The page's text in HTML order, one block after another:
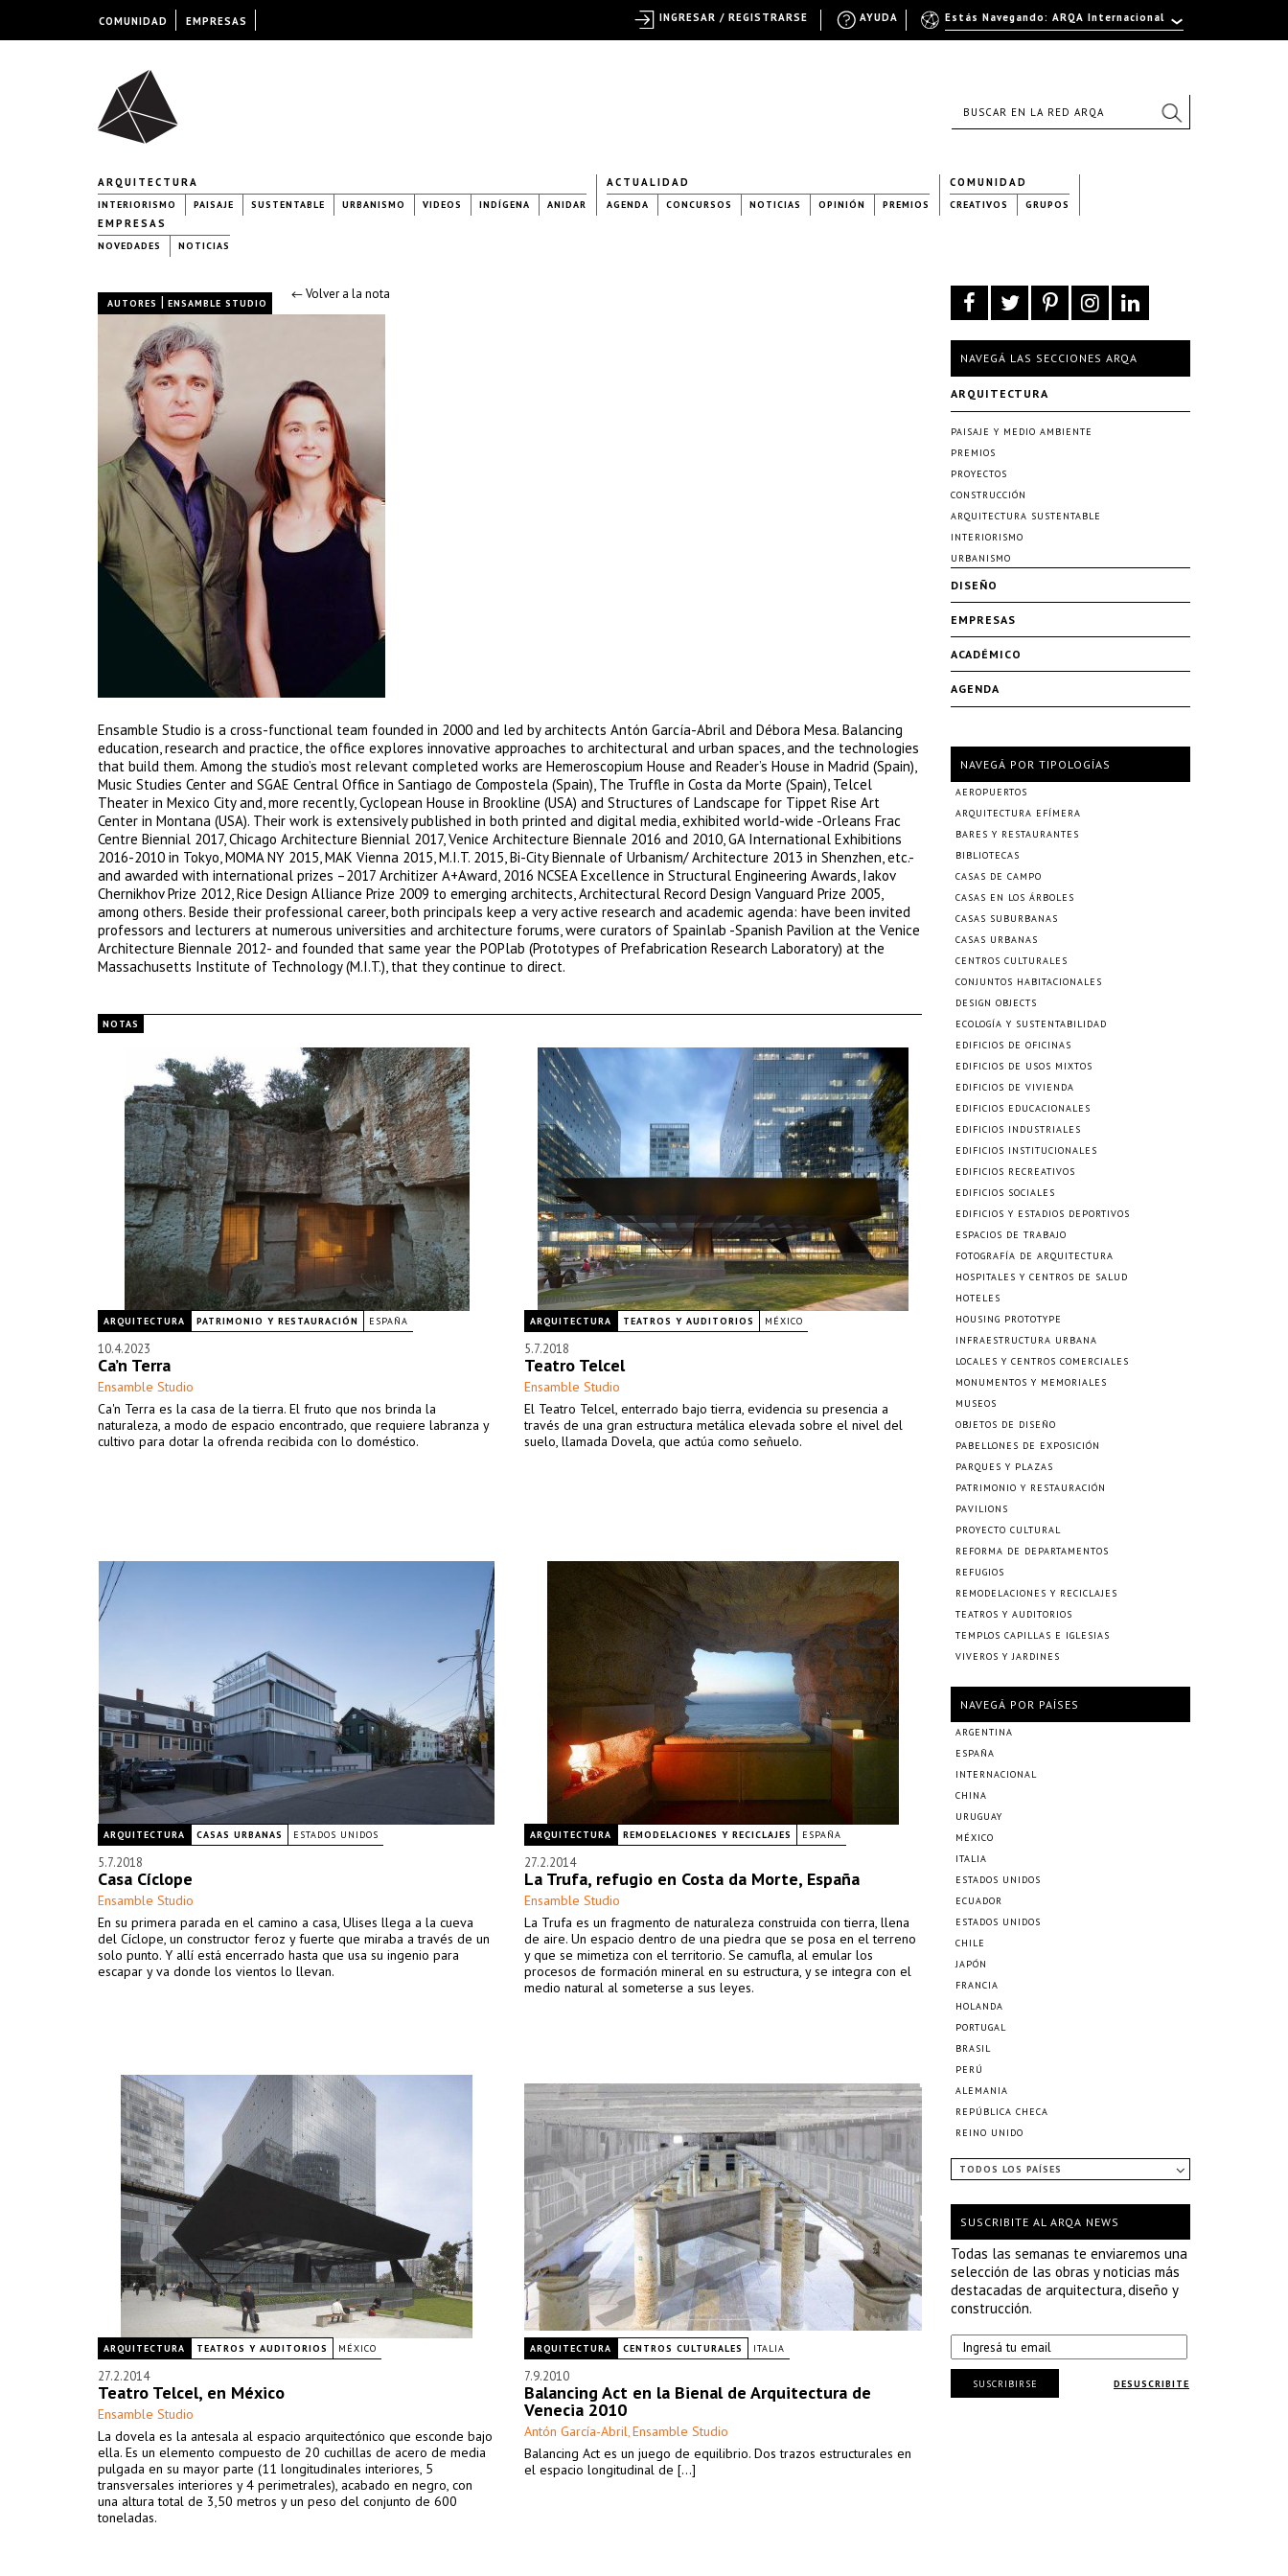
ARQUITECTURA
INTERIORISMO PAISAJE SUSTENTABLE URBANISMO VIDEOS INDÍGENA ANIDAR
ACTUALIDAD
AGENDA CONCURSOS NOTICIAS OPINIÓN PREMIOS
COMUNIDAD
CREATIVOS GRUPOS
EMPRESAS
NOVEDADES NOTICIAS
AUTORES | ENSAMBLE STUDIO
← Volver a la nota
Ensamble Studio is a cross-functional team founded in 2000 and led by architects Antón García-Abril and Débora Mesa. Balancing
education, research and practice, the office explores innovative approaches to architectural and urban spaces, and the technologies
that build them. Among the studio’s most relevant completed works are Hemeroscopium House and Reader’s House in Madrid (Spain),
Music Studies Center and SGAE Central Office in Santiago de Compostela (Spain), The Truffle in Costa da Morte (Spain), Telcel
Theater in Mexico City and, more recently, Cyclopean House in Brookline (USA) and Structures of Landscape for Tippet Rise Art
Center in Montana (USA). Their work is extensively published in both printed and digital media, exhibited world-wide -Orleans Frac
Centre Biennial 2017, Chicago Architecture Biennial 2017, Venice Architecture Biennale 2016 and 2010, GA International Exhibitions
2016-2010 in Tokyo, MOMA NY 2015, MAK Vienna 2015, M.I.T. 2015, Bi-City Biennale of Urbanism/ Architecture 2013 in Shenzhen, etc.-
and awarded with international prizes –2017 Architizer A+Award, 2016 NCSEA Excellence in Structural Engineering Awards, Iakov
Chernikhov Prize 2012, Rice Design Alliance Prize 2009 to emerging architects, Architectural Record Design Vanguard Prize 2005,
among others. Beside their professional career, both principals keep a very active research and academic agenda: have been invited
professors and lecturers at numerous universities and architecture forums, were curators of Spainlab -Spanish Pavilion at the Venice
Architecture Biennale 2012- and founded that same year the POPlab (Prototypes of Prefabrication Research Laboratory) at the
Massachusetts Institute of Technology (M.I.T.), that they continue to direct.
NOTAS
ARQUITECTURA PATRIMONIO Y RESTAURACIÓN ESPAÑA
10.4.2023
Ca’n Terra
Ensamble Studio
Ca'n Terra es la casa de la tierra. El fruto que nos brinda la
naturaleza, a modo de espacio encontrado, que requiere labranza y
cultivo para dotar la ofrenda recibida con lo doméstico.
ARQUITECTURA TEATROS Y AUDITORIOS MÉXICO
5.7.2018
Teatro Telcel
Ensamble Studio
El Teatro Telcel, enterrado bajo tierra, evidencia su presencia a
través de una gran estructura metálica elevada sobre el nivel del
suelo, llamada Dovela, que actúa como señuelo.
ARQUITECTURA CASAS URBANAS ESTADOS UNIDOS
5.7.2018
Casa Cíclope
Ensamble Studio
En su primera parada en el camino a casa, Ulises llega a la cueva
del Cíclope, un constructor feroz y fuerte que miraba a través de un
solo punto. Y allí está encerrado hasta que usa su ingenio para
escapar y va donde los vientos lo llevan.
ARQUITECTURA REMODELACIONES Y RECICLAJES ESPAÑA
27.2.2014
La Trufa, refugio en Costa da Morte, España
Ensamble Studio
La Trufa es un fragmento de naturaleza construida con tierra, llena
de aire. Un espacio dentro de una piedra que se posa en el terreno
y que se mimetiza con el territorio. Se camufla, al emular los
procesos de formación mineral en su estructura, y se integra con el
medio natural al someterse a sus leyes.
ARQUITECTURA TEATROS Y AUDITORIOS MÉXICO
27.2.2014
Teatro Telcel, en México
Ensamble Studio
La dovela es la antesala al espacio arquitectónico que esconde bajo
ella. Es un elemento compuesto de 20 cuchillas de acero de media
pulgada en su mayor parte (11 longitudinales interiores, 5
transversales interiores y 4 perimetrales), acabado en negro, con
una altura total de 3,50 metros y un peso del conjunto de 600
toneladas.
ARQUITECTURA CENTROS CULTURALES ITALIA
7.9.2010
Balancing Act en la Bienal de Arquitectura de
Venecia 2010
Antón García-Abril, Ensamble Studio
Balancing Act es un juego de equilibrio. Dos trazos estructurales en
el espacio longitudinal de [...]
NAVEGÁ LAS SECCIONES ARQA
ARQUITECTURA
PAISAJE Y MEDIO AMBIENTE
PREMIOS
PROYECTOS
CONSTRUCCIÓN
ARQUITECTURA SUSTENTABLE
INTERIORISMO
URBANISMO
DISEÑO
EMPRESAS
ACADÉMICO
AGENDA
NAVEGÁ POR TIPOLOGÍAS
AEROPUERTOS
ARQUITECTURA EFÍMERA
BARES Y RESTAURANTES
BIBLIOTECAS
CASAS DE CAMPO
CASAS EN LOS ÁRBOLES
CASAS SUBURBANAS
CASAS URBANAS
CENTROS CULTURALES
CONJUNTOS HABITACIONALES
DESIGN OBJECTS
ECOLOGÍA Y SUSTENTABILIDAD
EDIFICIOS DE OFICINAS
EDIFICIOS DE USOS MIXTOS
EDIFICIOS DE VIVIENDA
EDIFICIOS EDUCACIONALES
EDIFICIOS INDUSTRIALES
EDIFICIOS INSTITUCIONALES
EDIFICIOS RECREATIVOS
EDIFICIOS SOCIALES
EDIFICIOS Y ESTADIOS DEPORTIVOS
ESPACIOS DE TRABAJO
FOTOGRAFÍA DE ARQUITECTURA
HOSPITALES Y CENTROS DE SALUD
HOTELES
HOUSING PROTOTYPE
INFRAESTRUCTURA URBANA
LOCALES Y CENTROS COMERCIALES
MONUMENTOS Y MEMORIALES
MUSEOS
OBJETOS DE DISEÑO
PABELLONES DE EXPOSICIÓN
PARQUES Y PLAZAS
PATRIMONIO Y RESTAURACIÓN
PAVILIONS
PROYECTO CULTURAL
REFORMA DE DEPARTAMENTOS
REFUGIOS
REMODELACIONES Y RECICLAJES
TEATROS Y AUDITORIOS
TEMPLOS CAPILLAS E IGLESIAS
VIVEROS Y JARDINES
NAVEGÁ POR PAÍSES
ARGENTINA
ESPAÑA
INTERNACIONAL
CHINA
URUGUAY
MÉXICO
ITALIA
ESTADOS UNIDOS
ECUADOR
ESTADOS UNIDOS
CHILE
JAPÓN
FRANCIA
HOLANDA
PORTUGAL
BRASIL
PERÚ
ALEMANIA
REPÚBLICA CHECA
REINO UNIDO
TODOS LOS PAÍSES
SUSCRIBITE AL ARQA NEWS
Todas las semanas te enviaremos una
selección de las obras y noticias más
destacadas de arquitectura, diseño y
construcción.
DESUSCRIBITE
SUSCRIBIRSE
COMUNIDAD EMPRESAS Estás Navegando: ARQA Internacional
AYUDA
INGRESAR / REGISTRARSE